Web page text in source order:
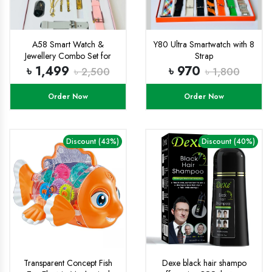
A58 Smart Watch &
Jewellery Combo Set for
Women
৳ 1,499 ৳ 2,500
Order Now
Y80 Ultra Smartwatch with 8
Strap
৳ 970 ৳ 1,800
Order Now
Discount (43%)
Transparent Concept Fish
Discount (40%)
Dexe black hair shampo